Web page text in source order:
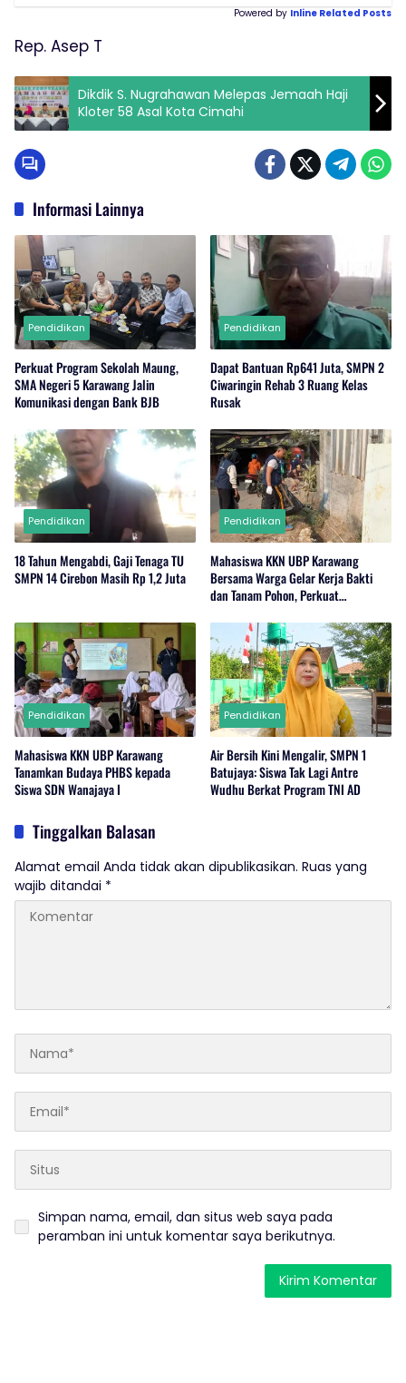
Powered by Inline Related Posts
Rep. Asep T
Dikdik S. Nugrahawan Melepas Jemaah Haji
Kloter 58 Asal Kota Cimahi
Informasi Lainnya
Pendidikan
Perkuat Program Sekolah Maung,
SMA Negeri 5 Karawang Jalin
Komunikasi dengan Bank BJB
Pendidikan
Dapat Bantuan Rp641 Juta, SMPN 2
Ciwaringin Rehab 3 Ruang Kelas
Rusak
Pendidikan
18 Tahun Mengabdi, Gaji Tenaga TU
SMPN 14 Cirebon Masih Rp 1,2 Juta
Pendidikan
Mahasiswa KKN UBP Karawang
Bersama Warga Gelar Kerja Bakti
dan Tanam Pohon, Perkuat
Pendidikan
Mahasiswa KKN UBP Karawang
Tanamkan Budaya PHBS kepada
Siswa SDN Wanajaya I
Pendidikan
Air Bersih Kini Mengalir, SMPN 1
Batujaya: Siswa Tak Lagi Antre
Wudhu Berkat Program TNI AD
Tinggalkan Balasan
Alamat email Anda tidak akan dipublikasikan. Ruas yang
wajib ditandai *
Simpan nama, email, dan situs web saya pada
peramban ini untuk komentar saya berikutnya.